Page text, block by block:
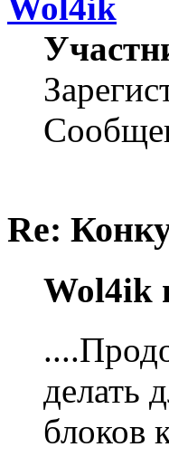
Re:
Wol4ik
делать
блоков